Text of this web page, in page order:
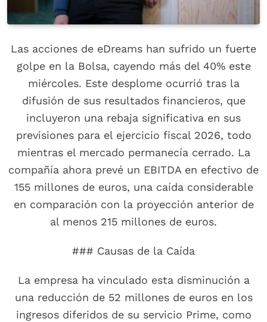
Las acciones de eDreams han sufrido un fuerte
golpe en la Bolsa, cayendo más del 40% este
miércoles. Este desplome ocurrió tras la
difusión de sus resultados financieros, que
incluyeron una rebaja significativa en sus
previsiones para el ejercicio fiscal 2026, todo
mientras el mercado permanecía cerrado. La
compañía ahora prevé un EBITDA en efectivo de
155 millones de euros, una caída considerable
en comparación con la proyección anterior de
al menos 215 millones de euros.
### Causas de la Caída
La empresa ha vinculado esta disminución a
una reducción de 52 millones de euros en los
ingresos diferidos de su servicio Prime, como